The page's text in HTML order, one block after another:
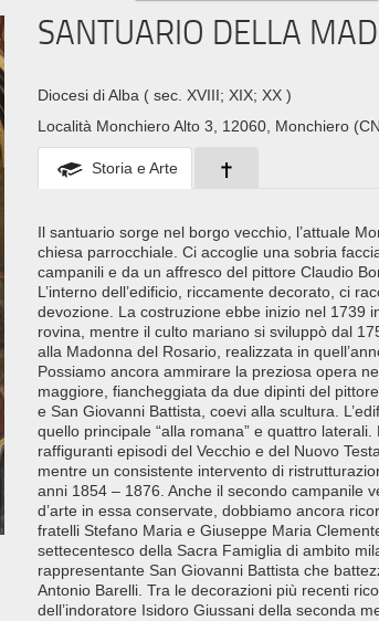
SANTUARIO DELLA
Diocesi di Alba ( sec. XVIII; XIX; XX )
Località Monchiero Alto 3, 12060, Monchiero
Storia e Arte
Il santuario sorge nel borgo vecchio, l’attuale
chiesa parrocchiale. Ci accoglie una sobria
campanili e da un affresco del pittore Claudio
L’interno dell’edificio, riccamente decorato, ci
devozione. La costruzione ebbe inizio nel 1739
rovina, mentre il culto mariano si sviluppò dal
alla Madonna del Rosario, realizzata in
Possiamo ancora ammirare la preziosa opera
maggiore, fiancheggiata da due dipinti del
e San Giovanni Battista, coevi alla scultura.
quello principale “alla romana” e quattro
raffiguranti episodi del Vecchio e del Nuovo
mentre un consistente intervento di
anni 1854 – 1876. Anche il secondo campanile
d’arte in essa conservate, dobbiamo ancora
fratelli Stefano Maria e Giuseppe Maria
settecentesco della Sacra Famiglia di ambito
rappresentante San Giovanni Battista che
Antonio Barelli. Tra le decorazioni più recenti
dell’indoratore Isidoro Giussani della seconda